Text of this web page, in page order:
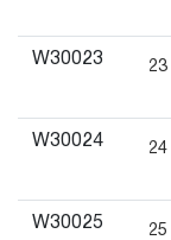
W30023 23
W30024 24
W30025 25
OMBRA® -
3.4.7 На
съемники
оборудование